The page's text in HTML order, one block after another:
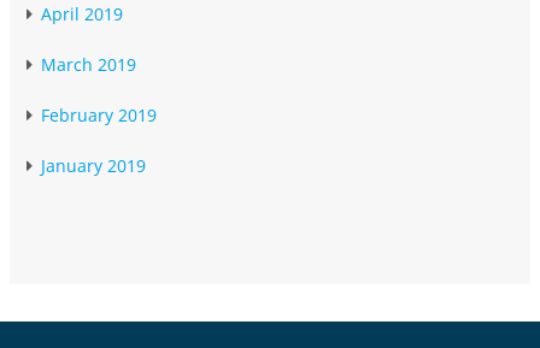
April 2019
March 2019
February 2019
January 2019